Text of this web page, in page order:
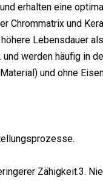
erhalten eine
Chrommatrix und
Lebensdauer
werden häufig in
und ohne
Zähigkeit.3.